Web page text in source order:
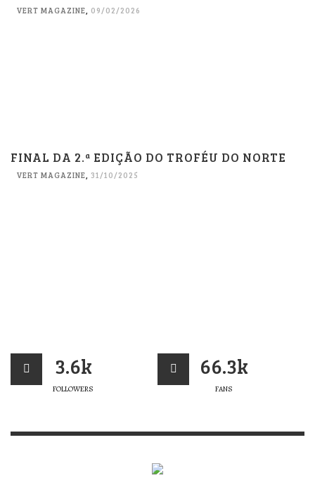
VERT MAGAZINE, 09/02/2026
FINAL DA 2.ª EDIÇÃO DO TROFÉU DO NORTE
VERT MAGAZINE, 31/10/2025
3.6k
FOLLOWERS
66.3k
FANS